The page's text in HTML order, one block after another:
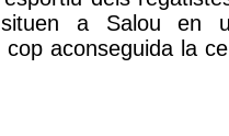
situen a Salou en
aconseguida la